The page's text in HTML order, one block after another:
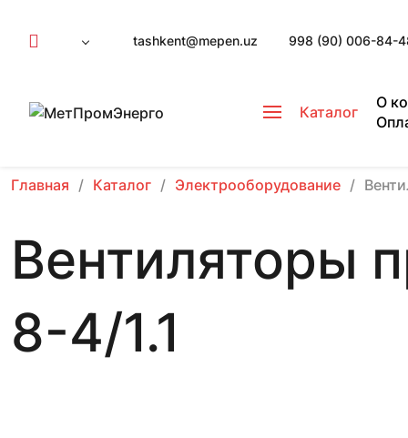
tashkent@mepen.uz 998 (90) 006-84-
Каталог
О
Главная Каталог Электрооборудование
8-4/1.1